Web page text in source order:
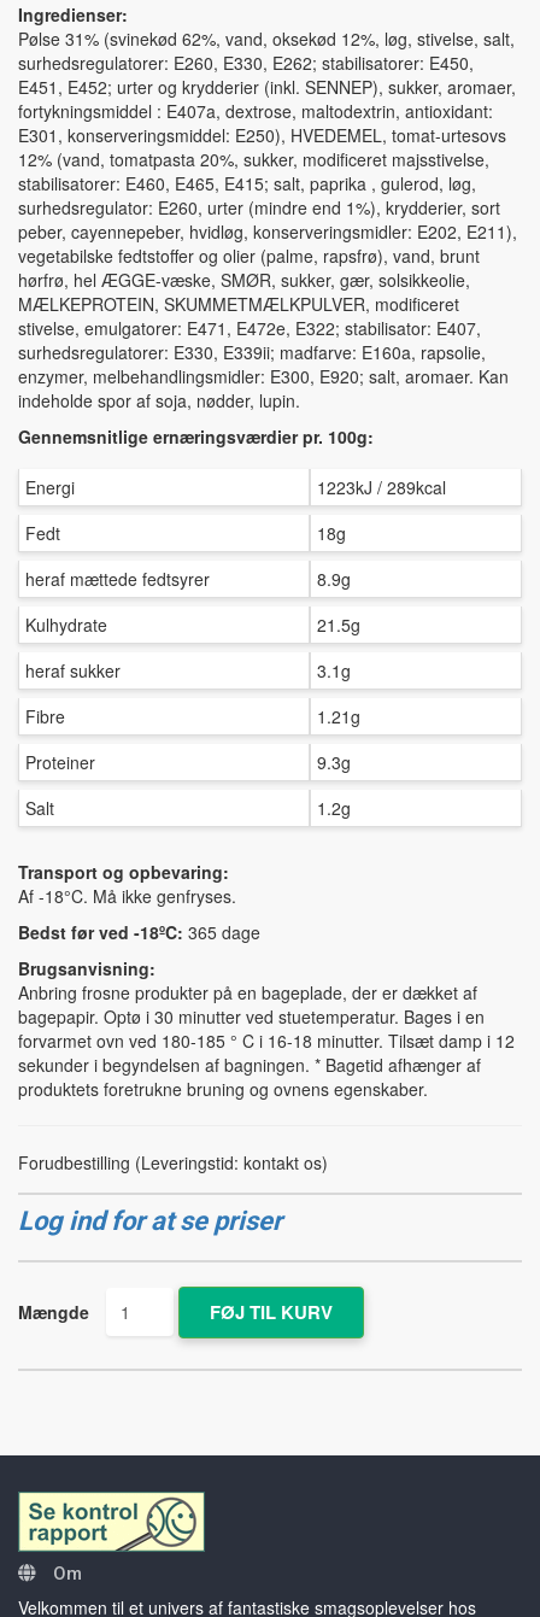
Ingredienser:
Pølse 31% (svinekød 62%, vand, oksekød 12%, løg, stivelse, salt,
surhedsregulatorer: E260, E330, E262; stabilisatorer: E450,
E451, E452; urter og krydderier (inkl. SENNEP), sukker, aromaer,
fortykningsmiddel : E407a, dextrose, maltodextrin, antioxidant:
E301, konserveringsmiddel: E250), HVEDEMEL, tomat-urtesovs
12% (vand, tomatpasta 20%, sukker, modificeret majsstivelse,
stabilisatorer: E460, E465, E415; salt, paprika , gulerod, løg,
surhedsregulator: E260, urter (mindre end 1%), krydderier, sort
peber, cayennepeber, hvidløg, konserveringsmidler: E202, E211),
vegetabilske fedtstoffer og olier (palme, rapsfrø), vand, brunt
hørfrø, hel ÆGGE-væske, SMØR, sukker, gær, solsikkeolie,
MÆLKEPROTEIN, SKUMMETMÆLKPULVER, modificeret
stivelse, emulgatorer: E471, E472e, E322; stabilisator: E407,
surhedsregulatorer: E330, E339ii; madfarve: E160a, rapsolie,
enzymer, melbehandlingsmidler: E300, E920; salt, aromaer. Kan
indeholde spor af soja, nødder, lupin.
Gennemsnitlige ernæringsværdier pr. 100g:
Energi
1223kJ / 289kcal
Fedt
18g
heraf mættede fedtsyrer
8.9g
Kulhydrate
21.5g
heraf sukker
3.1g
Fibre
1.21g
Proteiner
9.3g
Salt
1.2g
Transport og opbevaring:
Af -18°C. Må ikke genfryses.
Bedst før ved -18ºC: 365 dage
Brugsanvisning:
Anbring frosne produkter på en bageplade, der er dækket af
bagepapir. Optø i 30 minutter ved stuetemperatur. Bages i en
forvarmet ovn ved 180-185 ° C i 16-18 minutter. Tilsæt damp i 12
sekunder i begyndelsen af bagningen. * Bagetid afhænger af
produktets foretrukne bruning og ovnens egenskaber.
Forudbestilling (Leveringstid: kontakt os)
Log ind for at se priser
Mængde
Om
Velkommen til et univers af fantastiske smagsoplevelser hos